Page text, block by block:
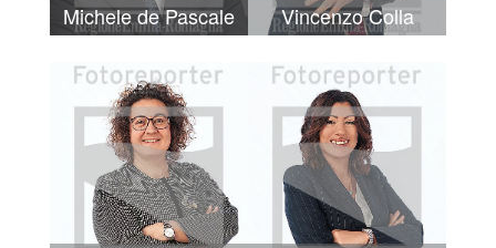
Michele de Pascale Vincenzo Colla